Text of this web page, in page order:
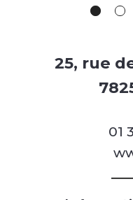
25, rue
01